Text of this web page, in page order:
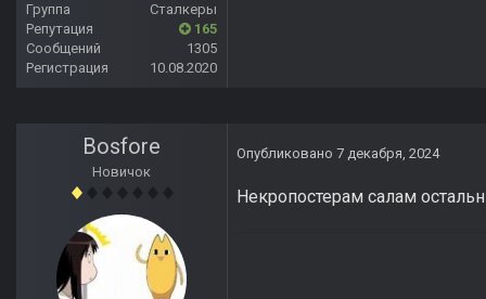
Группа
Сталкеры
Репутация
165
Сообщений
1305
Регистрация
10.08.2020
Bosfore
Новичок
Опубликовано 7 декабря, 2024
Некропостерам салам